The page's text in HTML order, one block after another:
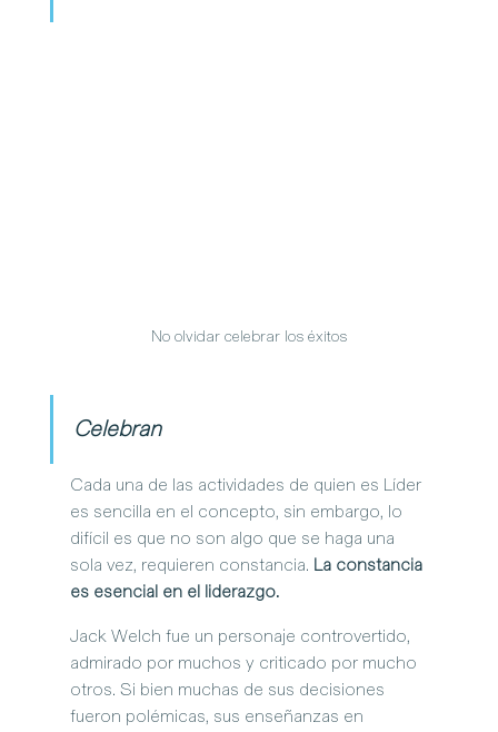
No olvidar celebrar los éxitos
Celebran
Cada una de las actividades de quien es Líder
es sencilla en el concepto, sin embargo, lo
difícil es que no son algo que se haga una
sola vez, requieren constancia. La constancia
es esencial en el liderazgo.
Jack Welch fue un personaje controvertido,
admirado por muchos y criticado por mucho
otros. Si bien muchas de sus decisiones
fueron polémicas, sus enseñanzas en